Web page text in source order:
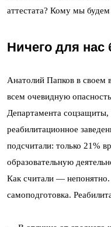
аттестата? Кому мы
Ничего для нас
Анатолий Папков в своем
всем очевидную
Департамента соцзащиты,
реабилитационное
подсчитали: только 21%
образовательную
Как считали —
самоподготовка.